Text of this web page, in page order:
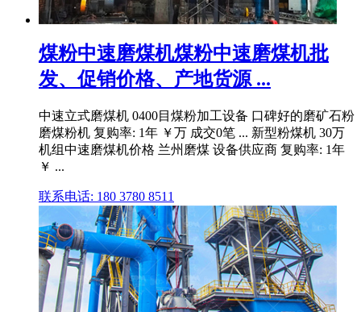
煤粉中速磨煤机煤粉中速磨煤机批
发、促销价格、产地货源 ...
中速立式磨煤机 0400目煤粉加工设备 口碑好的磨矿石粉
磨煤粉机 复购率: 1年 ￥万 成交0笔 ... 新型粉煤机 30万
机组中速磨煤机价格 兰州磨煤 设备供应商 复购率: 1年
￥ ...
联系电话: 180 3780 8511